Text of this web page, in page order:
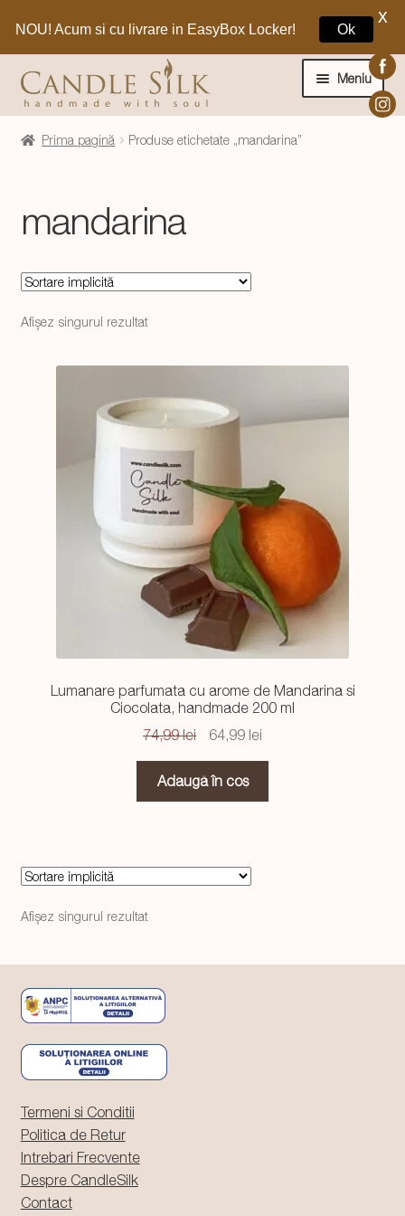
la
navigare
la
conținut
Meniu
Home
Lumanari si decoratiuni
Despre CandleSilk
Cosul Meu
Prima pagină Produse etichetate „mandarina”
mandarina
Afișez singurul rezultat
Lumanare parfumata cu arome de Mandarina si
Ciocolata, handmade 200 ml
74,99lei
Prețul
a
fost:
64,99 leiPrețul
64,99 lei.
Adaugă în coș
Afișez singurul rezultat
Termeni si Conditii
Politica de Retur
Intrebari Frecvente
Despre CandleSilk
Contact
NOU! Acum si cu livrare in EasyBox Locker! Ok
X